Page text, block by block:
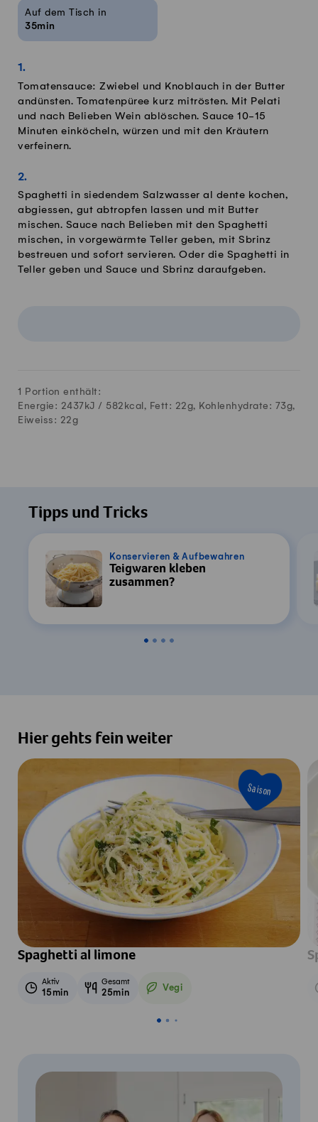
Auf dem Tisch in
35min
Tomatensauce: Zwiebel und Knoblauch in der Butter
andünsten. Tomatenpüree kurz mitrösten. Mit Pelati
und nach Belieben Wein ablöschen. Sauce 10-15
Minuten einköcheln, würzen und mit den Kräutern
verfeinern.
Spaghetti in siedendem Salzwasser al dente kochen,
abgiessen, gut abtropfen lassen und mit Butter
mischen. Sauce nach Belieben mit den Spaghetti
mischen, in vorgewärmte Teller geben, mit Sbrinz
bestreuen und sofort servieren. Oder die Spaghetti in
Teller geben und Sauce und Sbrinz daraufgeben.
1 Portion enthält:
Energie: 2437kJ / 582 kcal, Fett: 22g, Kohlenhydrate: 73g,
Eiweiss: 22g
Tipps und Tricks
Konservieren & Aufbewahren
Teigwaren kleben
zusammen?
Hier gehts fein weiter
Saison
Spaghetti al limone
Aktiv
15min
Gesamt
25min Vegi
Vegetarisch